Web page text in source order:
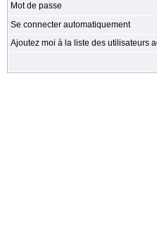
Mot de passe
Se connecter automatiquement
Ajoutez moi à la liste des utilisateurs